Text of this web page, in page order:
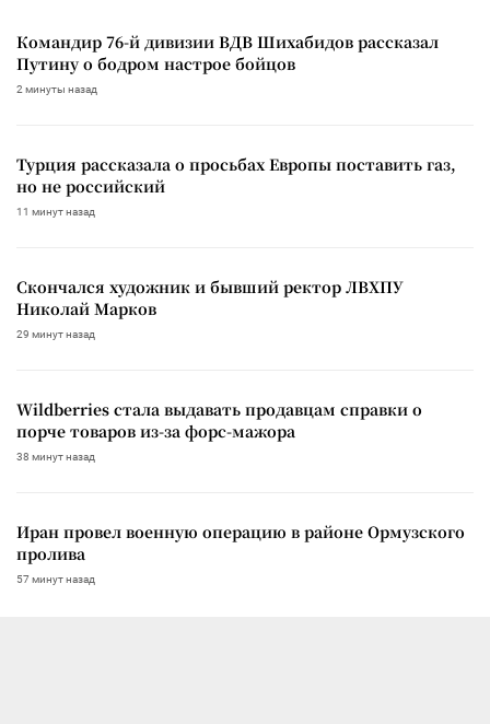
Командир 76-й дивизии ВДВ Шихабидов рассказал
Путину о бодром настрое бойцов
2 минуты назад
Турция рассказала о просьбах Европы поставить газ,
но не российский
11 минут назад
Скончался художник и бывший ректор ЛВХПУ
Николай Марков
29 минут назад
Wildberries стала выдавать продавцам справки о
порче товаров из-за форс-мажора
38 минут назад
Иран провел военную операцию в районе Ормузского
пролива
57 минут назад